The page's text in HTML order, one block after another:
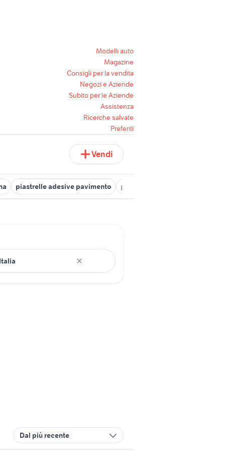
Modelli auto
Magazine
Consigli per la vendita
Negozi e Aziende
Subito per le Aziende
Assistenza
Ricerche salvate
Preferiti
Vendi
piastrelle adesive pavimento piastrelle pavimento
Dal più recente